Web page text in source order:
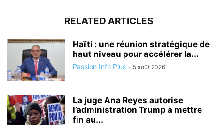
RELATED ARTICLES
Haïti : une réunion stratégique de
haut niveau pour accélérer la...
Passion Info Plus - 5 août 2026
La juge Ana Reyes autorise
l’administration Trump à mettre
fin au...